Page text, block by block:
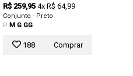
R$ 259,95 4x R$ 64,99
Conjunto - Preto
P M G GG
188 Comprar